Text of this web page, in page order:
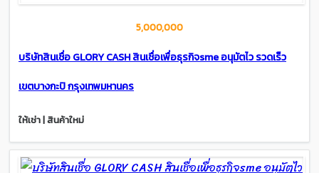
5,000,000
บริษัทสินเชื่อ GLORY CASH สินเชื่อเพื่อธุรกิจsme อนุมัตไว รวดเร็ว
เขตบางกะปิ กรุงเทพมหานคร
ให้เช่า | สินค้าใหม่